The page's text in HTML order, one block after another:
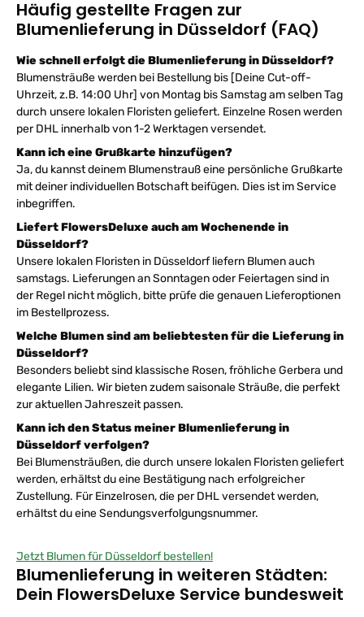
Häufig gestellte Fragen zur
Blumenlieferung in Düsseldorf (FAQ)
Wie schnell erfolgt die Blumenlieferung in Düsseldorf?
Blumensträuße werden bei Bestellung bis [Deine Cut-off-
Uhrzeit, z.B. 14:00 Uhr] von Montag bis Samstag am selben Tag
durch unsere lokalen Floristen geliefert. Einzelne Rosen werden
per DHL innerhalb von 1-2 Werktagen versendet.
Kann ich eine Grußkarte hinzufügen?
Ja, du kannst deinem Blumenstrauß eine persönliche Grußkarte
mit deiner individuellen Botschaft beifügen. Dies ist im Service
inbegriffen.
Liefert FlowersDeluxe auch am Wochenende in
Düsseldorf?
Unsere lokalen Floristen in Düsseldorf liefern Blumen auch
samstags. Lieferungen an Sonntagen oder Feiertagen sind in
der Regel nicht möglich, bitte prüfe die genauen Lieferoptionen
im Bestellprozess.
Welche Blumen sind am beliebtesten für die Lieferung in
Düsseldorf?
Besonders beliebt sind klassische Rosen, fröhliche Gerbera und
elegante Lilien. Wir bieten zudem saisonale Sträuße, die perfekt
zur aktuellen Jahreszeit passen.
Kann ich den Status meiner Blumenlieferung in
Düsseldorf verfolgen?
Bei Blumensträußen, die durch unsere lokalen Floristen geliefert
werden, erhältst du eine Bestätigung nach erfolgreicher
Zustellung. Für Einzelrosen, die per DHL versendet werden,
erhältst du eine Sendungsverfolgungsnummer.
Jetzt Blumen für Düsseldorf bestellen!
Blumenlieferung in weiteren Städten:
Dein FlowersDeluxe Service bundesweit